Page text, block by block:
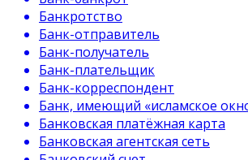
Банкротство
Банк-отправитель
Банк-получатель
Банк-плательщик
Банк-корреспондент
Банк, имеющий «исламское
Банковская платёжная карта
Банковская агентская сеть